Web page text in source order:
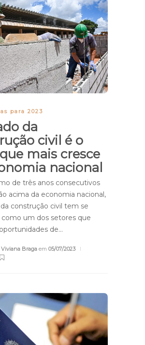
para 2023
da
civil é o
mais cresce
nacional
de três anos consecutivos
acima da economia nacional,
construção civil tem se
como um dos setores que
de…
Viviana Braga em 05/07/2023